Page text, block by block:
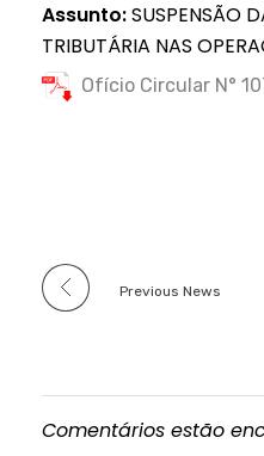
Assunto:SUSPENSÃO
TRIBUTÁRIA NAS
Ofício Circular N°
Previous News
Comentários estão